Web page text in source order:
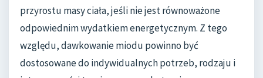
przyrostu masy ciała, jeśli nie jest równoważone
odpowiednim wydatkiem energetycznym. Z tego
względu, dawkowanie miodu powinno być
dostosowane do indywidualnych potrzeb, rodzaju i